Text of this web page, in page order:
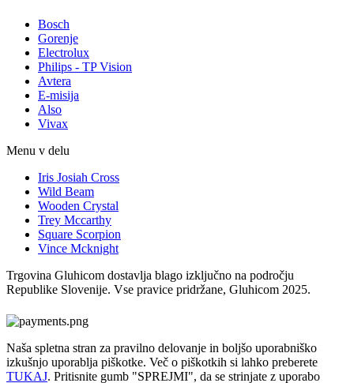
Bosch
Gorenje
Electrolux
Philips - TP Vision
Avtera
E-misija
Also
Vivax
Menu v delu
Iris Josiah Cross
Wild Beam
Wooden Crystal
Trey Mccarthy
Square Scorpion
Vince Mcknight
Trgovina Gluhicom dostavlja blago izključno na področju
Republike Slovenije. Vse pravice pridržane, Gluhicom 2025.
Naša spletna stran za pravilno delovanje in boljšo uporabniško
izkušnjo uporablja piškotke. Več o piškotkih si lahko preberete
TUKAJ. Pritisnite gumb "SPREJMI", da se strinjate z uporabo